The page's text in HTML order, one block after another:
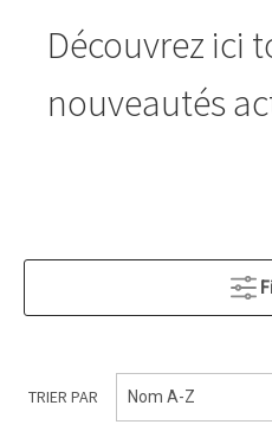
Découvrez ici
nouveautés
TRIER PAR